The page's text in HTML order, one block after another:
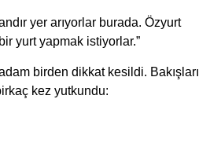
yer arıyorlar burada. Özyurt
yurt yapmak istiyorlar.”
birden dikkat kesildi. Bakışları
kez yutkundu: